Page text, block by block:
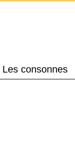
Les consonnes